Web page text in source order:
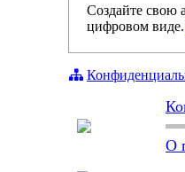
Создайте свою
цифровом виде.
О